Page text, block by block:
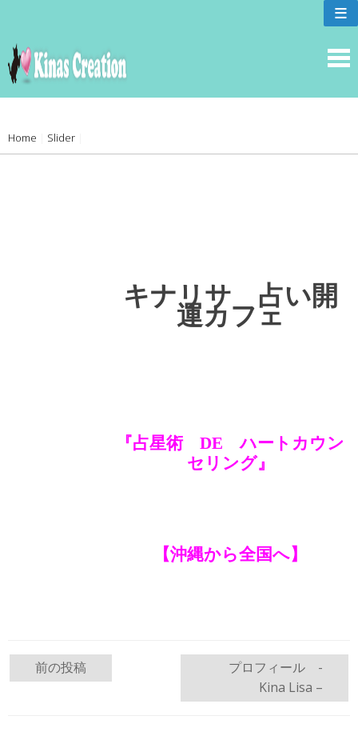
content
≡
Home Slider
キナリサ 占い開
運カフェ
『占星術 DE ハートカウン
セリング』
【沖縄から全国へ】
前の投稿
プロフィール -
Kina Lisa –